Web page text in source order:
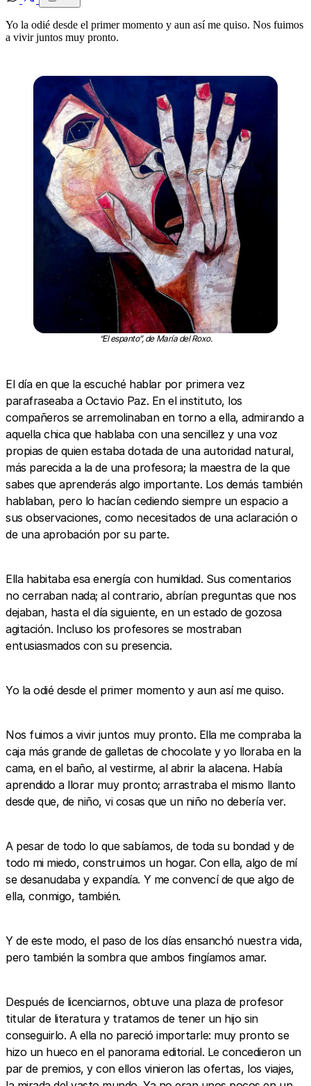
Yo la odié desde el primer momento y aun así me quiso. ‍Nos fuimos
a vivir juntos muy pronto.
“El espanto”, de María del Roxo.
El día en que la escuché hablar por primera vez
parafraseaba a Octavio Paz. En el instituto, los
compañeros se arremolinaban en torno a ella, admirando a
aquella chica que hablaba con una sencillez y una voz
propias de quien estaba dotada de una autoridad natural,
más parecida a la de una profesora; la maestra de la que
sabes que aprenderás algo importante. Los demás también
hablaban, pero lo hacían cediendo siempre un espacio a
sus observaciones, como necesitados de una aclaración o
de una aprobación por su parte.
Ella habitaba esa energía con humildad. Sus comentarios
no cerraban nada; al contrario, abrían preguntas que nos
dejaban, hasta el día siguiente, en un estado de gozosa
agitación. Incluso los profesores se mostraban
entusiasmados con su presencia.
Yo la odié desde el primer momento y aun así me quiso.
Nos fuimos a vivir juntos muy pronto. Ella me compraba la
caja más grande de galletas de chocolate y yo lloraba en la
cama, en el baño, al vestirme, al abrir la alacena. Había
aprendido a llorar muy pronto; arrastraba el mismo llanto
desde que, de niño, vi cosas que un niño no debería ver.
A pesar de todo lo que sabíamos, de toda su bondad y de
todo mi miedo, construimos un hogar. Con ella, algo de mí
se desanudaba y expandía. Y me convencí de que algo de
ella, conmigo, también.
Y de este modo, el paso de los días ensanchó nuestra vida,
pero también la sombra que ambos fingíamos amar.
Después de licenciarnos, obtuve una plaza de profesor
titular de literatura y tratamos de tener un hijo sin
conseguirlo. A ella no pareció importarle: muy pronto se
hizo un hueco en el panorama editorial. Le concedieron un
par de premios, y con ellos vinieron las ofertas, los viajes,